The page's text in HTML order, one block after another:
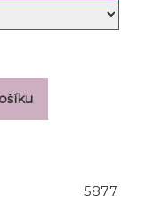
5877